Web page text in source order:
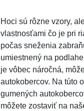
Hoci sú rôzne vzory,
vlastnosťami čo je pri
počas sneženia
umiestnený na
je vôbec náročná,
autokobercov. Na túto
gumených
môžete zostaviť na